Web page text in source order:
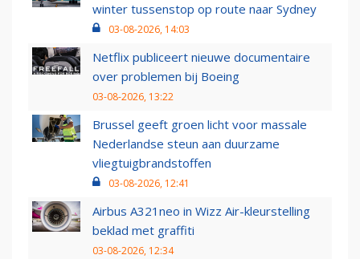
winter tussenstop op route naar Sydney
03-08-2026, 14:03
Netflix publiceert nieuwe documentaire
over problemen bij Boeing
03-08-2026, 13:22
Brussel geeft groen licht voor massale
Nederlandse steun aan duurzame
vliegtuigbrandstoffen
03-08-2026, 12:41
Airbus A321neo in Wizz Air-kleurstelling
beklad met graffiti
03-08-2026, 12:34